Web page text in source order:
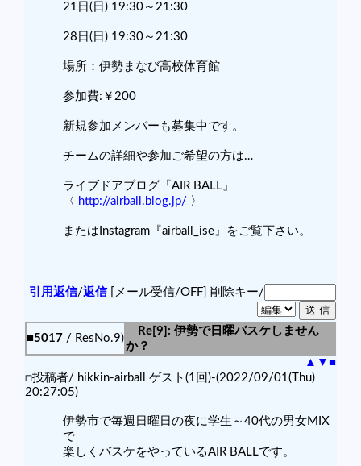
21日(日) 19:30～21:30
28日(日) 19:30～21:30
場所：伊勢まなび高校体育館
参加費:￥200
新規参加メンバーも募集中です。
チームの詳細や参加ご希望の方は…
ライブドアブログ『AIR BALL』
〈 http://airball.blog.jp/ 〉
またはInstagram『airball_ise』をご覧下さい。
引用返信/返信[メール受信/OFF] 削除キー/
■5017 / ResNo.9)
Re[9]: 伊勢で日曜バスケしません
か？
▲ ▼ ■
□投稿者/ hikkin-airball ゲスト(1回)-(2022/09/01(Thu)
20:27:05)
伊勢市で毎週日曜日の夜に学生～40代の男女MIX
で
楽しくバスケをやっているAIR BALLです。